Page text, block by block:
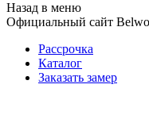
Назад в меню
Официальный сайт
Рассрочка
Каталог
Заказать замер